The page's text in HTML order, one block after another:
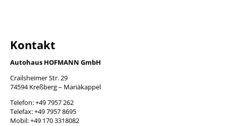
Kontakt
Autohaus HOFMANN GmbH
Crailsheimer Str. 29
74594 Kreßberg – Mariäkappel
Telefon: +49 7957 262
Telefax: +49 7957 8695
Mobil: +49 170 3318082